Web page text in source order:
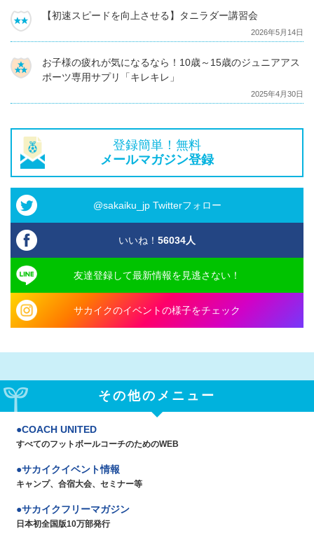
【初速スピードを向上させる】タニラダー講習会
2026年5月14日
お子様の疲れが気になるなら！10歳～15歳のジュニアアス
ポーツ専用サプリ「キレキレ」
2025年4月30日
登録簡単！無料
メールマガジン登録
@sakaiku_jp Twitterフォロー
いいね！ 56034人
友達登録して最新情報を見逃さない！
サカイクのイベントの様子をチェック
その他のメニュー
COACH UNITED
すべてのフットボールコーチのためのWEB
サカイクイベント情報
キャンプ、合宿大会、セミナー等
サカイクフリーマガジン
日本初全国版10万部発行